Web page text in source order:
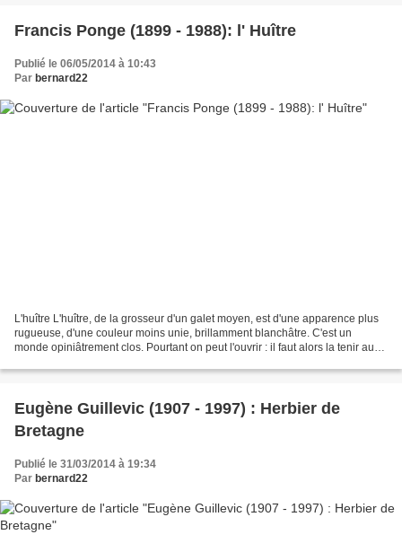
Francis Ponge (1899 - 1988): l' Huître
Publié le 06/05/2014 à 10:43
Par bernard22
L'huître L'huître, de la grosseur d'un galet moyen, est d'une apparence plus
rugueuse, d'une couleur moins unie, brillamment blanchâtre. C'est un
monde opiniâtrement clos. Pourtant on peut l'ouvrir : il faut alors la tenir au
Eugène Guillevic (1907 - 1997) : Herbier de
Bretagne
Publié le 31/03/2014 à 19:34
Par bernard22